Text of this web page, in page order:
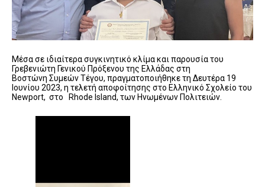
Μέσα σε ιδιαίτερα συγκινητικό κλίμα και παρουσία του
Γρεβενιώτη Γενικού Πρόξενου της Ελλάδας στη
Βοστώνη Συμεών Τέγου, πραγματοποιήθηκε τη Δευτέρα 19
Ιουνίου 2023, η τελετή αποφοίτησης στο Ελληνικό Σχολείο του
Newport, στο Rhode Island, των Ηνωμένων Πολιτειών.